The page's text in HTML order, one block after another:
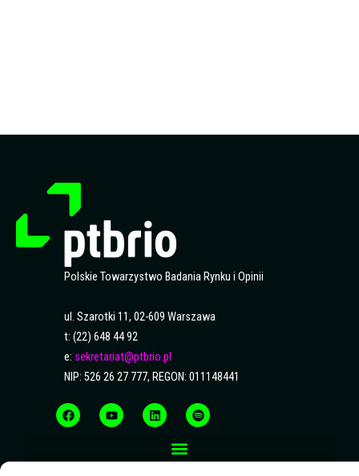
Polskie Towarzystwo Badania Rynku i Opinii
ul. Szarotki 11, 02-609 Warszawa
t: (22) 648 44 92
e: sekretariat@ptbrio.pl
NIP: 526 26 27 777, REGON: 011148441
a
c
e
o
o
u
t
e
i
n
k
i
p
o
t
y